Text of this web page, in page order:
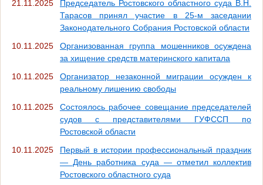
21.11.2025
Председатель Ростовского областного суда В.Н.
Тарасов принял участие в 25-м заседании
Законодательного Собрания Ростовской области
10.11.2025
Организованная группа мошенников осуждена
за хищение средств материнского капитала
10.11.2025
Организатор незаконной миграции осужден к
реальному лишению свободы
10.11.2025
Состоялось рабочее совещание председателей
судов с представителями ГУФССП по
Ростовской области
10.11.2025
Первый в истории профессиональный праздник
— День работника суда — отметил коллектив
Ростовского областного суда